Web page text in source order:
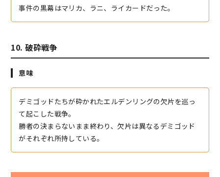
事件の黒幕はマリカ、ラニ、ライカードだった。
10. 破砕戦争
意味
デミゴッドたちが砕かれたエルデンリングの欠片を巡っ
て起こした戦争。
勝者の決まらないまま終わり、欠片は異なるデミゴッド
がそれぞれ所持している。